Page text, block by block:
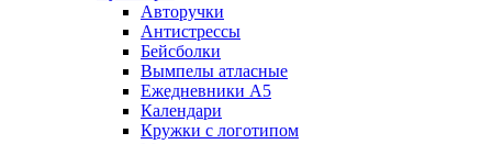
Авторучки
Антистрессы
Бейсболки
Вымпелы атласные
Ежедневники А5
Календари
Кружки с логотипом